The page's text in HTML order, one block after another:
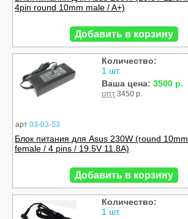
4pin round 10mm male / A+)
Добавить в корзину
арт 03-03-53
Количество:
1 шт.
Ваша цена: 3500 р.
опт 3450 р.
Блок питания для Asus 230W (round 10mm
female / 4 pins / 19.5V 11.8A)
Добавить в корзину
Количество:
1 шт.